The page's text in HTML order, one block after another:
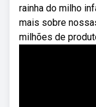
rainha do milho
mais sobre
milhões de